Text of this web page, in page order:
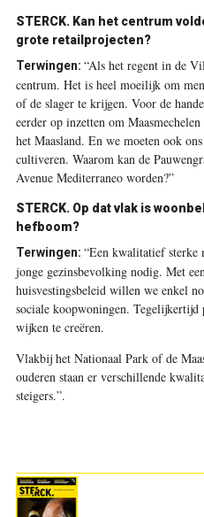
STERCK. Kan het centrum
grote retailprojecten?
Terwingen: “Als het regent in de
centrum. Het is heel moeilijk om
of de slager te krijgen. Voor de
eerder op inzetten om
het Maasland. En we moeten ook
cultiveren. Waarom kan de
Avenue Mediterraneo worden?”
STERCK. Op dat vlak is
hefboom?
Terwingen: “Een kwalitatief sterke
jonge gezinsbevolking nodig. Met
huisvestingsbeleid willen we enkel
sociale koopwoningen. Tegelijkertijd
wijken te creëren.
Vlakbij het Nationaal Park of de
ouderen staan er verschillende
steigers.”.